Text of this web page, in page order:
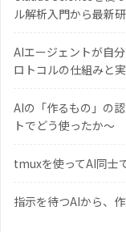
ル解析入門から最新
AIエージェントが自
ロトコルの仕組みと
AIの「作るもの」の
トでどう使ったか〜
tmuxを使ってAI同士
指示を待つAIから、